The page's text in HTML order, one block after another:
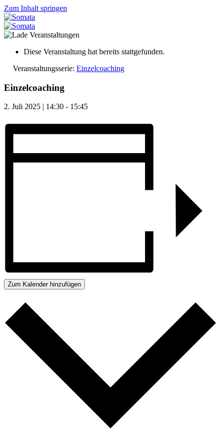
Zum Inhalt springen
Diese Veranstaltung hat bereits stattgefunden.
Veranstaltungsserie: Einzelcoaching
Einzelcoaching
2. Juli 2025 | 14:30 - 15:45
Zum Kalender hinzufügen